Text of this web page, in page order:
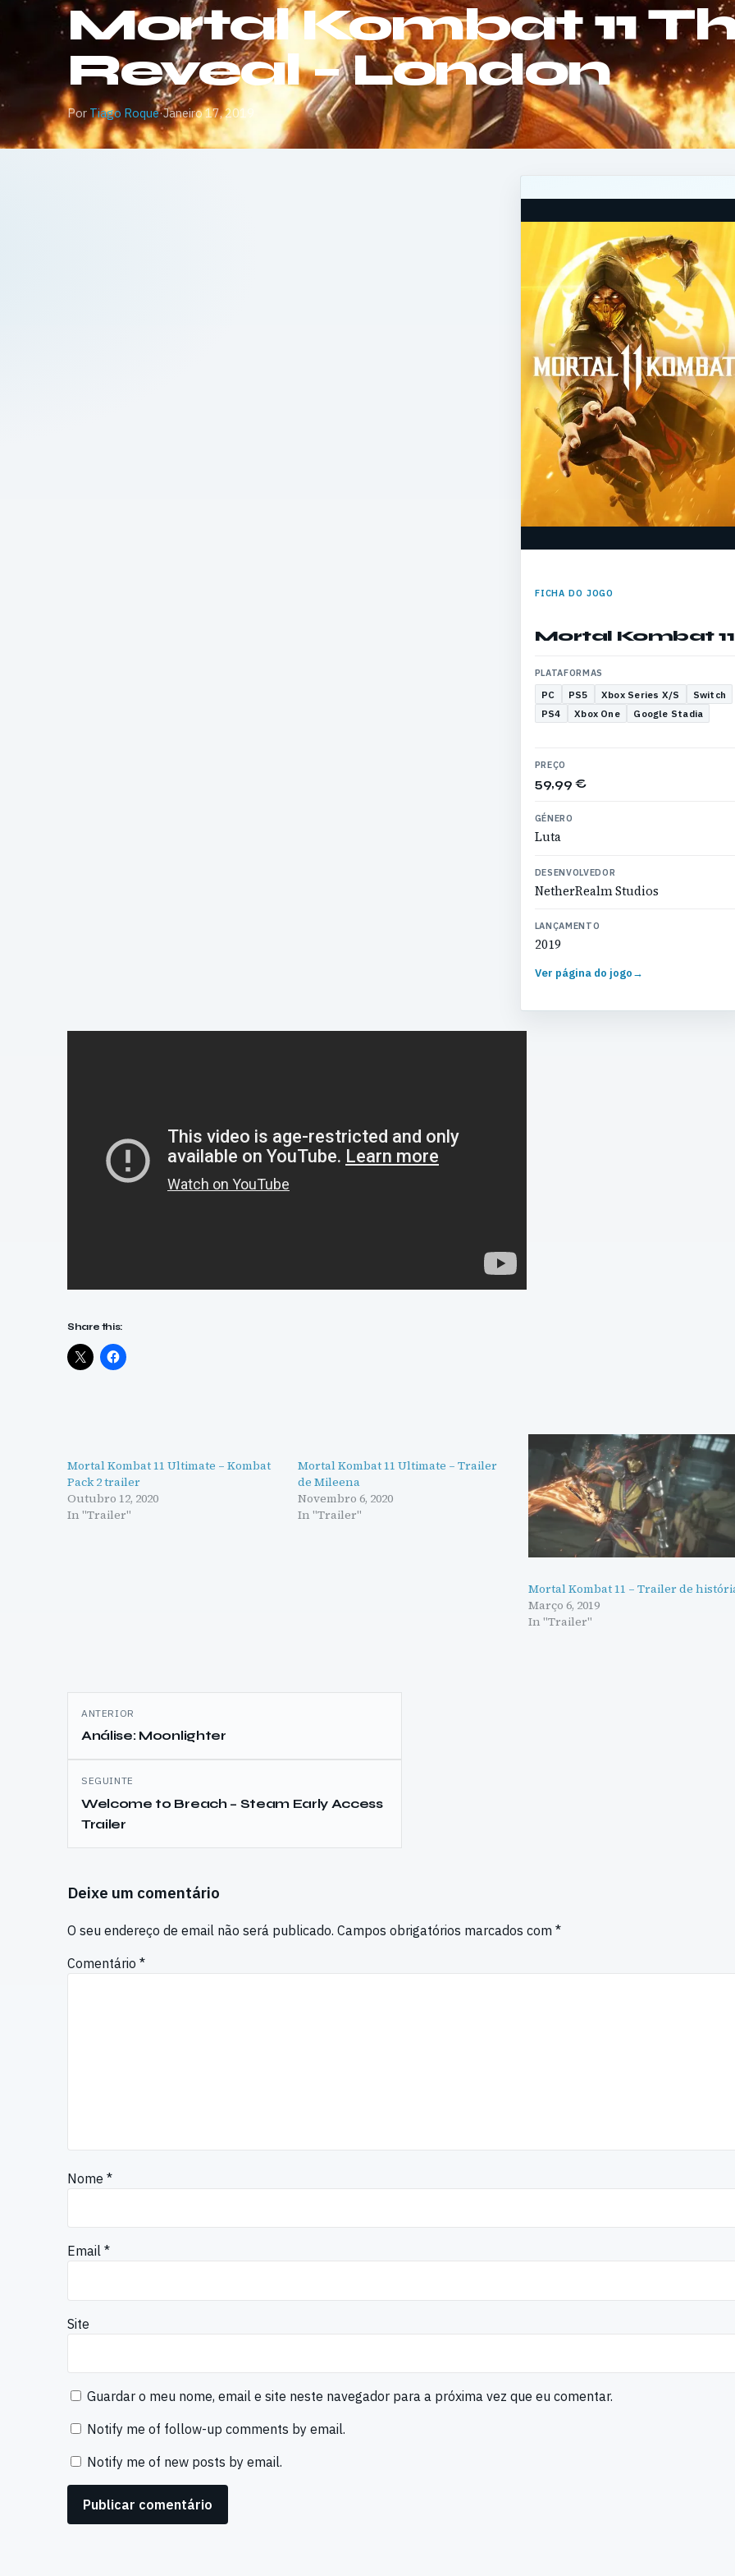
Mortal Kombat 11
Reveal – London
PorTiago Roque·Janeiro 17, 2019
FICHA DO JOGO
Mortal Kombat 11
PLATAFORMAS
PC PS5 Xbox Series X/S
Switch
PS4
Xbox One Google Stadia
PREÇO
59,99 €
GÉNERO
Luta
DESENVOLVEDOR
NetherRealm Studios
LANÇAMENTO
2019
Ver página do jogo→
Share this:
Mortal Kombat 11 Ultimate – Kombat
Pack 2 trailer
Outubro 12, 2020
In "Trailer"
Mortal Kombat 11 Ultimate – Trailer
de Mileena
Novembro 6, 2020
In "Trailer"
Mortal Kombat 11 – Trailer de
Março 6, 2019
In "Trailer"
Navegação
de
artigos
ANTERIOR
Análise: Moonlighter
SEGUINTE
Welcome to Breach – Steam Early Access
Trailer
Deixe um comentário
O seu endereço de email não será publicado. Campos obrigatórios marcados com *
Comentário *
Nome *
Email *
Site
Guardar o meu nome, email e site neste navegador para a próxima vez que eu comentar.
Notify me of follow-up comments by email.
Notify me of new posts by email.